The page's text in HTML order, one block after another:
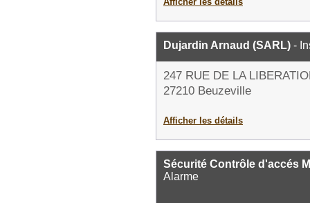
Dujardin Arnaud (SARL) -
247 RUE DE LA
27210 Beuzeville
Afficher les détails
Sécurité Contrôle d'accés
Alarme